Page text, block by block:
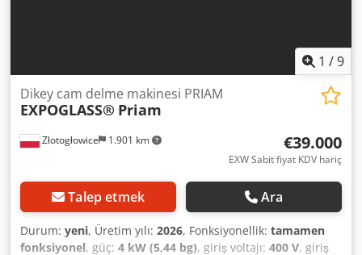
1 /9
Złotogłowice 1.901 km
Dikey cam delme makinesi PRIAM
EXPOGLASS® Priam
€39.000
EXW Sabit fiyat KDV hariç
Talep etmek Ara
Durum: yeni, Üretim yılı: 2026, Fonksiyonellik: tamamen
fonksiyonel, güç: 4 kW (5,44 bg), giriş voltajı: 400 V, giriş